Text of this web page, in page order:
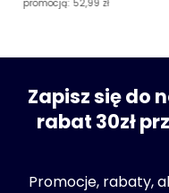
promocją: 52,99 zł
Zapisz się do
rabat 30zł
Promocje, rabaty,